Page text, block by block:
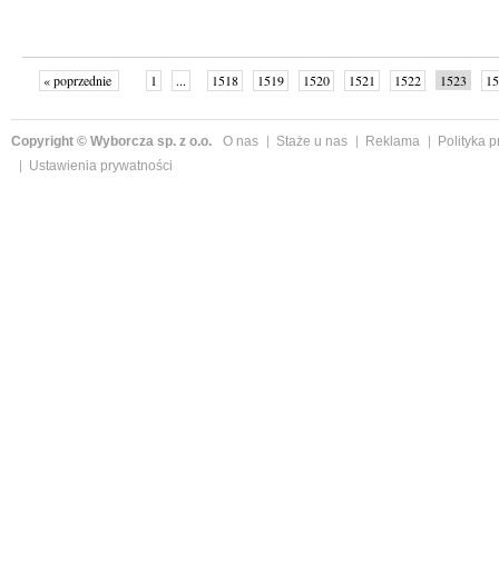
« poprzednie 1 ... 1518 1519 1520 1521 1522 1523
Copyright © Wyborcza sp. z o.o. O nas Staże u nas Reklama
Polityka
Ustawienia prywatności